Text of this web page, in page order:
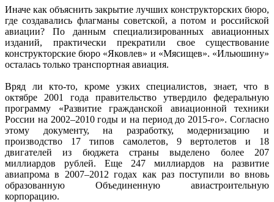
Иначе как объяснить закрытие лучших конструкторских бюро,
где создавались флагманы советской, а потом и российской
авиации? По данным специализированных авиационных
изданий, практически прекратили свое существование
конструкторские бюро «Яковлев» и «Мясищев». «Ильюшину»
осталась только транспортная авиация.
Вряд ли кто-то, кроме узких специалистов, знает, что в
октябре 2001 года правительство утвердило федеральную
программу «Развитие гражданской авиационной техники
России на 2002–2010 годы и на период до 2015-го». Согласно
этому документу, на разработку, модернизацию и
производство 17 типов самолетов, 9 вертолетов и 18
двигателей из бюджета страны выделено более 207
миллиардов рублей. Еще 247 миллиардов на развитие
авиапрома в 2007–2012 годах как раз поступили во вновь
образованную Объединенную авиастроительную
корпорацию.